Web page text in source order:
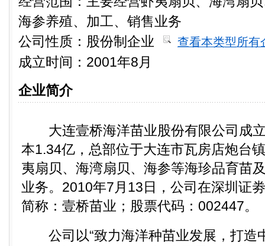
海参养殖、加工、销售业务
公司性质： 股份制企业 查看本类型所有
成立时间：2001年8月
企业简介
大连壹桥海洋苗业股份有限公司成
本1.34亿，总部位于大连市瓦房店炮台
夷扇贝、海湾扇贝、海参等海珍品育苗
业务。2010年7月13日，公司在深圳证
简称：壹桥苗业；股票代码：002447。
公司以“致力海洋种苗业发展，打造